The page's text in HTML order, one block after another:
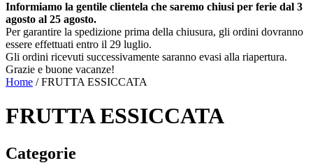
Informiamo la gentile clientela che saremo chiusi per ferie dal 3
agosto al 25 agosto.
Per garantire la spedizione prima della chiusura, gli ordini dovranno
essere effettuati entro il 29 luglio.
Gli ordini ricevuti successivamente saranno evasi alla riapertura.
Grazie e buone vacanze!
Home / FRUTTA ESSICCATA
FRUTTA ESSICCATA
Categorie